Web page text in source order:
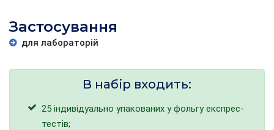
Застосування
для лабораторій
В набір входить:
25 індивідуально упакованих у фольгу експрес-
тестів;